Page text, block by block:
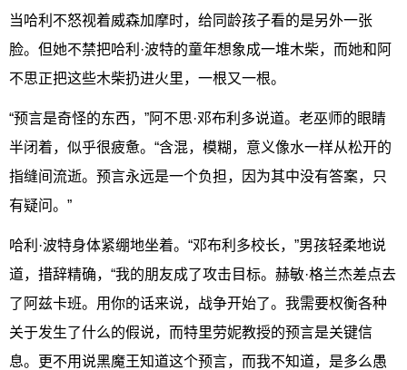
当哈利不怒视着威森加摩时，给同龄孩子看的是另外一张
脸。但她不禁把哈利·波特的童年想象成一堆木柴，而她和阿
不思正把这些木柴扔进火里，一根又一根。
“预言是奇怪的东西，”阿不思·邓布利多说道。老巫师的眼睛
半闭着，似乎很疲惫。“含混，模糊，意义像水一样从松开的
指缝间流逝。预言永远是一个负担，因为其中没有答案，只
有疑问。”
哈利·波特身体紧绷地坐着。“邓布利多校长，”男孩轻柔地说
道，措辞精确，“我的朋友成了攻击目标。赫敏·格兰杰差点去
了阿兹卡班。用你的话来说，战争开始了。我需要权衡各种
关于发生了什么的假说，而特里劳妮教授的预言是关键信
息。更不用说黑魔王知道这个预言，而我不知道，是多么愚